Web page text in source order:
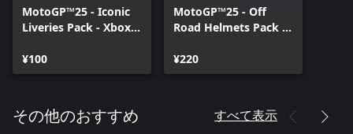
MotoGP™25 - Iconic
Liveries Pack - Xbox
¥100
MotoGP™25 - Off
Road Helmets Pack -
¥220
その他のおすすめ すべて表示